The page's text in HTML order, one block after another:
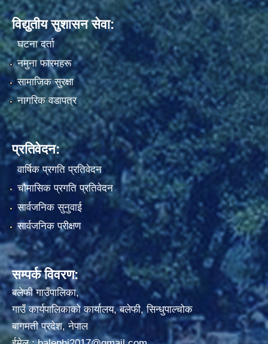
विद्युतीय सुशासन सेवा:
घटना दर्ता
नमुना फारमहरू
सामाजिक सुरक्षा
नागरिक वडापत्र
प्रतिवेदन:
वार्षिक प्रगति प्रतिवेदन
चौमासिक प्रगति प्रतिवेदन
सार्वजनिक सुनुवाई
सार्वजनिक परीक्षण
सम्पर्क विवरण:
बलेफी गाउँपालिका,
गाउँ कार्यपालिकाको कार्यालय, बलेफी, सिन्धुपाल्चोक
बागमती प्रदेश, नेपाल